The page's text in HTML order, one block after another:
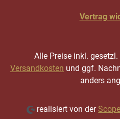
Vertrag
Alle Preise inkl.
Versandkosten und ggf.
anders
realisiert von der